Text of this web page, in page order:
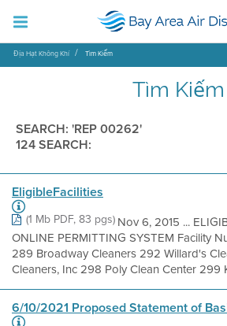
Địa Hạt Không Khí Tìm Kiếm
Tìm Kiếm
SEARCH: 'REP 00262'
124 SEARCH:
EligibleFacilities
(1 Mb PDF, 83 pgs)Nov 6, 2015 ...
ONLINE PERMITTING SYSTEM Facility
289 Broadway Cleaners 292 Willard's
Cleaners, Inc 298 Poly Clean Center 299
6/10/2021 Proposed Statement of